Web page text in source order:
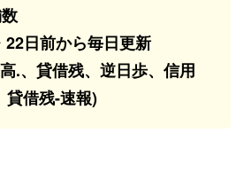
22日前から毎日更新
.、貸借残、逆日歩、信用
貸借残-速報)